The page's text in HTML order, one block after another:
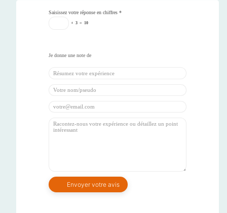
Saisissez votre réponse en chiffres *
+ 3 = 10